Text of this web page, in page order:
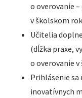
o overovanie
v školskom
Učitelia
(dĺžka praxe,
o overovanie v
Prihlásenie
inovatívnych